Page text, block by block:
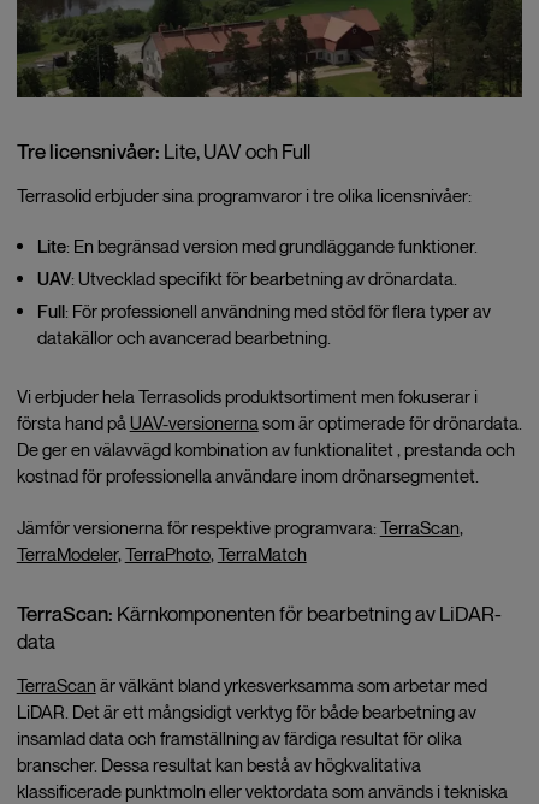
Tre licensnivåer: Lite, UAV och Full
Terrasolid erbjuder sina programvaror i tre olika licensnivåer:
Lite: En begränsad version med grundläggande funktioner.
UAV: Utvecklad specifikt för bearbetning av drönardata.
Full: För professionell användning med stöd för flera typer av
datakällor och avancerad bearbetning.
Vi erbjuder hela Terrasolids produktsortiment men fokuserar i
första hand på UAV-versionernasom är optimerade för drönardata.
De ger en välavvägd kombination av funktionalitet , prestanda och
kostnad för professionella användare inom drönarsegmentet.
Jämför versionerna för respektive programvara: TerraScan,
TerraModeler, TerraPhoto, TerraMatch
TerraScan: Kärnkomponenten för bearbetning av LiDAR-
data
TerraScan är välkänt bland yrkesverksamma som arbetar med
LiDAR. Det är ett mångsidigt verktyg för både bearbetning av
insamlad data och framställning av färdiga resultat för olika
branscher. Dessa resultat kan bestå av högkvalitativa
klassificerade punktmoln eller vektordata som används i tekniska